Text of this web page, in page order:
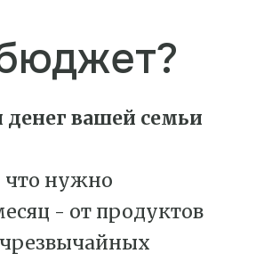
вашей семьи
что нужно
- от продуктов